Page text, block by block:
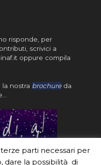
risponde, per
scrivici a
oppure compila
la nostra brochureda
parti necessari per
dare la possibilità di